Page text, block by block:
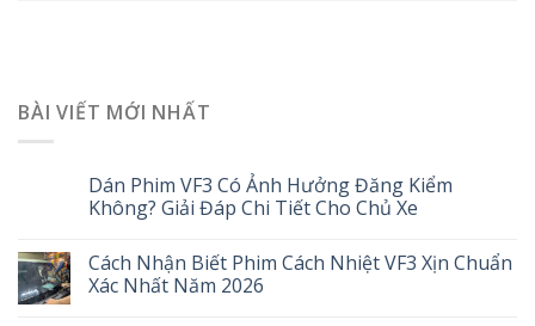
BÀI VIẾT MỚI NHẤT
Dán Phim VF3 Có Ảnh Hưởng Đăng Kiểm
Không? Giải Đáp Chi Tiết Cho Chủ Xe
Cách Nhận Biết Phim Cách Nhiệt VF3 Xịn Chuẩn
Xác Nhất Năm 2026